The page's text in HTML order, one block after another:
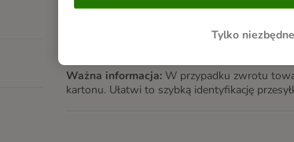
W zależności od zwracanego przez Ciebie
Ważna informacja: W przypadku zwrotu
kartonu. Ułatwi to szybką identyfikację
Tylko